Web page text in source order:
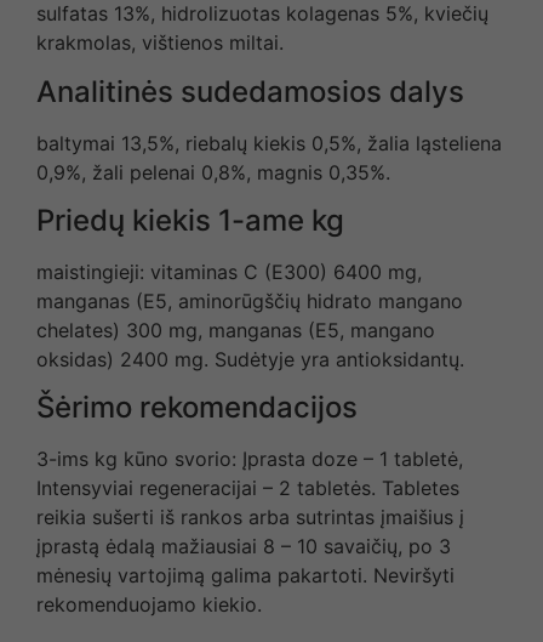
sulfatas 13%, hidrolizuotas kolagenas 5%, kviečių
krakmolas, vištienos miltai.
Analitinės sudedamosios dalys
baltymai 13,5%, riebalų kiekis 0,5%, žalia ląsteliena
0,9%, žali pelenai 0,8%, magnis 0,35%.
Priedų kiekis 1-ame kg
maistingieji: vitaminas C (E300) 6400 mg,
manganas (E5, aminorūgščių hidrato mangano
chelates) 300 mg, manganas (E5, mangano
oksidas) 2400 mg. Sudėtyje yra antioksidantų.
Šėrimo rekomendacijos
3-ims kg kūno svorio: Įprasta doze – 1 tabletė,
Intensyviai regeneracijai – 2 tabletės. Tabletes
reikia sušerti iš rankos arba sutrintas įmaišius į
įprastą ėdalą mažiausiai 8 – 10 savaičių, po 3
mėnesių vartojimą galima pakartoti. Neviršyti
rekomenduojamo kiekio.